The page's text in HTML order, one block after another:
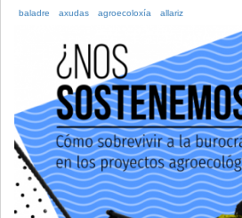
baladre
axudas agroecoloxía allariz